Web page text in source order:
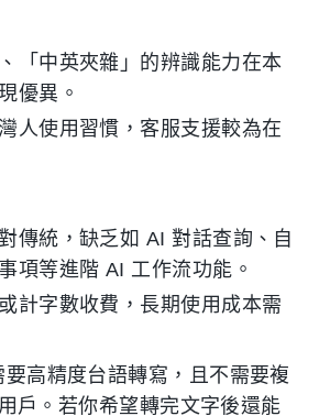
「中英夾雜」的辨識能力在本
優異。
人使用習慣，客服支援較為在
傳統，缺乏如 AI 對話查詢、自
項等進階 AI 工作流功能。
計字數收費，長期使用成本需
要高精度台語轉寫，且不需要複
戶。若你希望轉完文字後還能